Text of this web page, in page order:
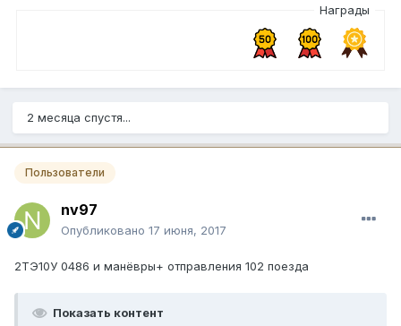
Награды
2 месяца спустя...
Пользователи
nv97
Опубликовано 17 июня, 2017
2ТЭ10У 0486 и манёвры+ отправления 102 поезда
Показать контент